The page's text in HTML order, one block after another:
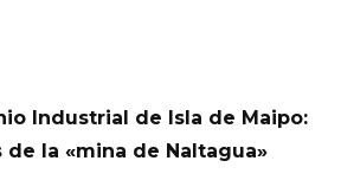
Industrial de Isla de Maipo:
la «mina de Naltagua»